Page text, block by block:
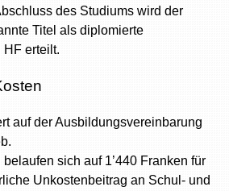
des Studiums wird der
Titel als diplomierte
HF erteilt.
auf der Ausbildungsvereinbarung
sich auf 1’440 Franken für
Unkostenbeitrag an Schul- und